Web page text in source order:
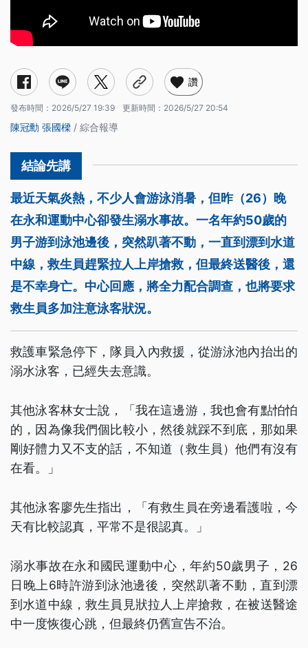
讚
發布時間： 2026/5/27 19:39 更新時間： 2026/5/27 20:54
陳冠勳 張國樑 / 綜合報導
最近天氣炎熱，不少人會游泳消暑，但昨（26）晚
在永和運動中心卻發生溺水事故。一名年約50歲的
男子游到泳池邊後，突然趴著不動，一直到漂到水道
中線，救生員趕緊拉人上岸搶救，但最終送醫後，還
是不幸身亡。中心回應，將全力配合調查，也將要求
救生員多加注意泳客狀況。
救護車緊急停下，隊員入內救援，從游泳池內抬出的
溺水泳客，已經失去意識。
其他泳客林女士說，「我在這邊游，我也會有點怕怕
的，因為像我們個比較小，然後就踩不到底，那如果
剛好體力又不支的話，不知道（救生員）他們有沒有
在看。」
其他泳客廖先生指出，「有救生員在旁邊看護啦，今
天有比較認真，平常不是很認真。」
溺水事故在永和國民運動中心，年約50歲男子，26
日晚上6時許游到泳池邊後，突然趴著不動，直到漂
到水道中線，救生員見狀拉人上岸搶救，在被送醫途
中一度恢復心跳，但最終仍舊宣告不治。